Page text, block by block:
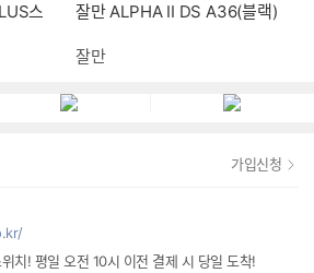
스
잘만 ALPHA II DS A36(블랙)
잘만
가입신청
치! 평일 오전 10시 이전 결제 시 당일 도착!